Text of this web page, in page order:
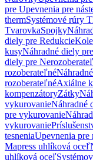
pre Upevnenia pre
thermSystémové rúry
TvarovkaSpojky
diely pre Redukcie
kusyNáhradné diely
diely pre
rozoberateľné
rozoberateľnéAxiálne
kompenzátoryZátky
vykurovanieNáhradné
pre vykurovanie
vykurovanie
tesneniaUpevnenia pre
Mapress uhlíková oceľ
uhlíková oceľ